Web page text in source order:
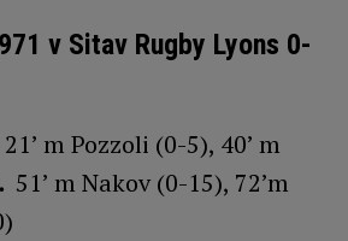
v Sitav Rugby Lyons 0-
21’ m Pozzoli (0-5), 40’ m
51’ m Nakov (0-15), 72’m